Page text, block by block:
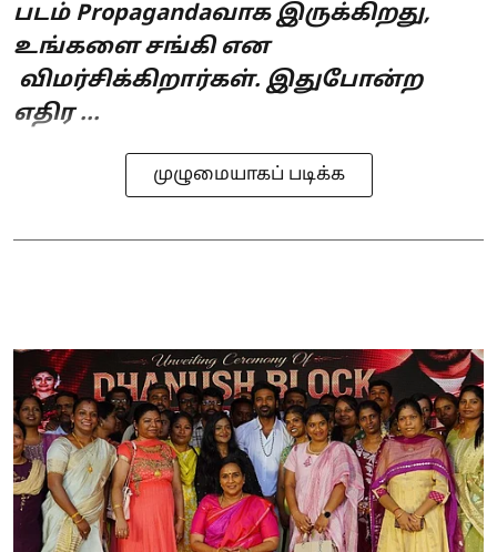
படம் Propagandaவாக இருக்கிறது,
உங்களை சங்கி என
விமர்சிக்கிறார்கள். இதுபோன்ற
எதிர ...
முழுமையாகப் படிக்க